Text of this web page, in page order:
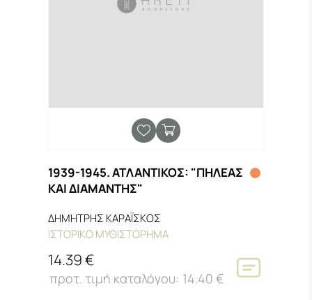
1939-1945. ΑΤΛΑΝΤΙΚΟΣ: "ΠΗΛΕΑΣ
ΚΑΙ ΔΙΑΜΑΝΤΗΣ"
ΔΗΜΗΤΡΗΣ ΚΑΡΑΪΣΚΟΣ
ΙΣΤΟΡΙΚΟ ΜΥΘΙΣΤΟΡΗΜΑ
14.39 €
14.40 €